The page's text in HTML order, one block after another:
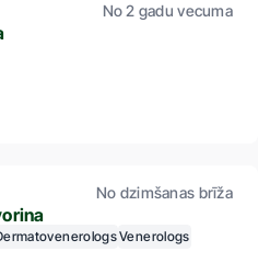
No 2 gadu vecuma
No dzimšanas brīža
Venerologs